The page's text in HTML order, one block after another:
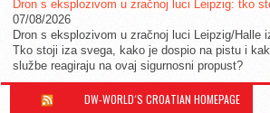
Dron s eksplozivom u zračnoj luci Leipzig: tko
07/08/2026
Dron s eksplozivom u zračnoj luci Leipzig/Halle
Tko stoji iza svega, kako je dospio na pistu i
službe reagiraju na ovaj sigurnosni propust?
DW-WORLD´S CROATIAN HOMEPAGE